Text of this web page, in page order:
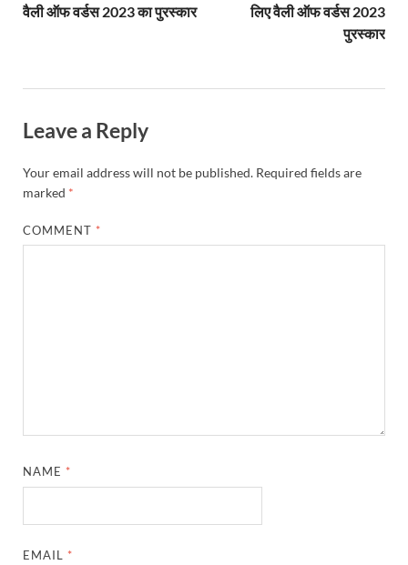
वैली ऑफ वर्डस 2023 का पुरस्कार
लिए वैली ऑफ वर्डस 2023
पुरस्कार
Leave a Reply
Your email address will not be published. Required fields are
marked *
COMMENT *
NAME *
EMAIL *